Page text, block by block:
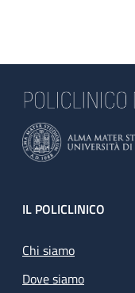
Footer
IL POLICLINICO
Chi siamo
Dove siamo